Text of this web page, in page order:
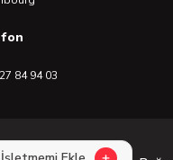
84 94 03